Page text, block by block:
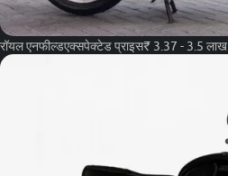
रॉयल एनफील्डएक्सपेक्टेड प्राइस₹ 3.37 - 3.5 लाख